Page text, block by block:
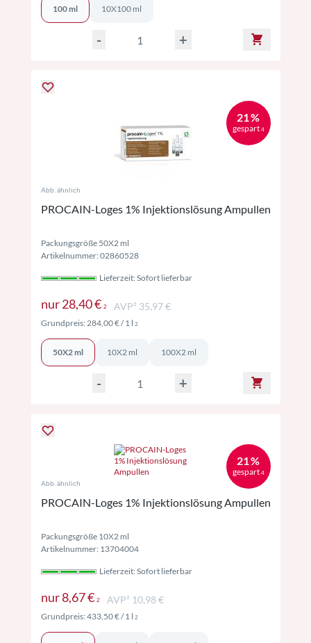
100 ml 10X100 ml
- +
21 %
gespart 4
Abb. ähnlich
PROCAIN-Loges 1% Injektionslösung Ampullen
Packungsgröße 50X2 ml
Artikelnummer: 02860528
Lieferzeit: Sofort lieferbar
nur28,40 € 2Preise inkl. MwSt. ggf. zzgl. Versand
AVP² 35,97 €
Grundpreis:284,00 €/ 1 l 2Preise inkl. MwSt. ggf. zzgl. Versand
50X2 ml 10X2 ml 100X2 ml
- +
21 %
gespart 4
Abb. ähnlich
PROCAIN-Loges 1% Injektionslösung Ampullen
Packungsgröße 10X2 ml
Artikelnummer: 13704004
Lieferzeit: Sofort lieferbar
nur8,67 € 2Preise inkl. MwSt. ggf. zzgl. Versand
AVP² 10,98 €
Grundpreis:433,50 €/ 1 l 2Preise inkl. MwSt. ggf. zzgl. Versand